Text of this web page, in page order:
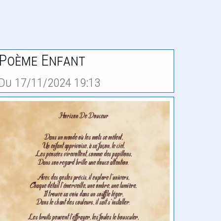
Enfant
17/11/2024 19:13